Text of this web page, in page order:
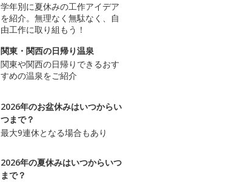
学年別に夏休みの工作アイデア
を紹介。無理なく無駄なく、自
由工作に取り組もう！
関東・関西の日帰り温泉
関東や関西の日帰りできるおす
すめの温泉をご紹介
2026年のお盆休みはいつからい
つまで？
最大9連休となる場合もあり
2026年の夏休みはいつからいつ
まで？